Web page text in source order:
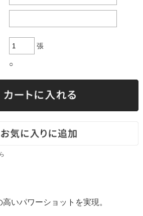
張
○
いパワーショットを実現。